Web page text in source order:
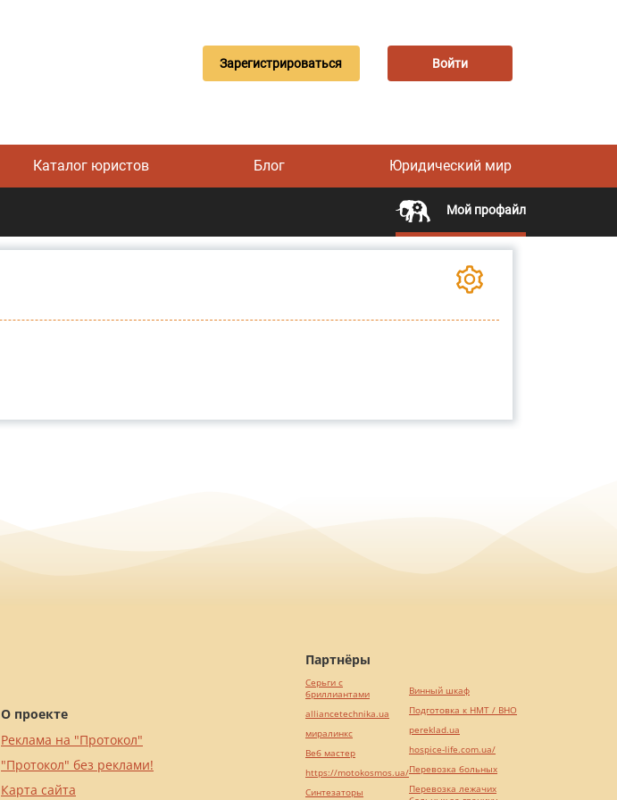
Зарегистрироваться Войти
Каталог юристов Блог Юридический мир
Мой профайл
О проекте
Реклама на "Протокол"
"Протокол" без реклами!
Карта сайта
Партнёры
Серьги с
бриллиантами
alliancetechnika.ua
миралинкс
Веб мастер
https://motokosmos.ua/
Синтезаторы
Винный шкаф
Подготовка к НМТ / ВНО
pereklad.ua
hospice-life.com.ua/
Перевозка больных
Перевозка лежачих